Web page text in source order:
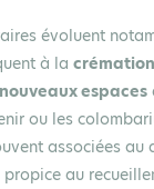
évoluent
à la crémation
nouveaux espaces
ou les
associées au
au